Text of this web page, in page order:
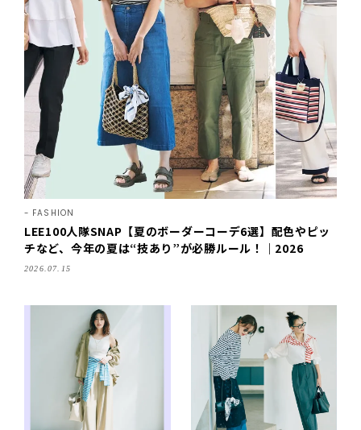
FASHION
LEE100人隊SNAP【夏のボーダーコーデ6選】配色やピッ
チなど、今年の夏は“技あり”が必勝ルール！｜2026
2026.07.15